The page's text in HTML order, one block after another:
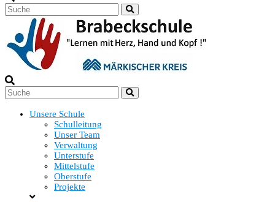
Unsere Schule
Schulleitung
Unser Team
Verwaltung
Unterstufe
Mittelstufe
Oberstufe
Projekte